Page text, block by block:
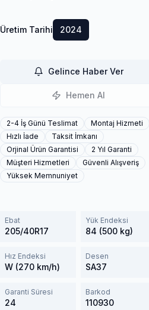
Üretim Tarihi 2024
Gelince Haber Ver
Hemen Al
2-4 İş Günü Teslimat
Montaj Hizmeti
Hızlı İade
Taksit İmkanı
Orjinal Ürün Garantisi
2 Yıl Garanti
Müşteri Hizmetleri
Güvenli Alışveriş
Yüksek Memnuniyet
Ebat
205/40R17
Yük Endeksi
84 (500 kg)
Hız Endeksi
W (270 km/h)
Desen
SA37
Garanti Süresi
24
Barkod
110930